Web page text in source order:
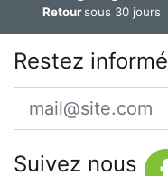
Retoursous 30 jours
Restez informé
Email
Suivez nous